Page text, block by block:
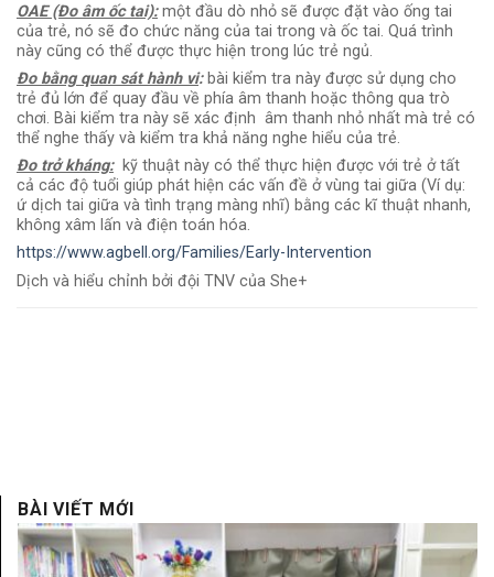
OAE (Đo âm ốc tai):một đầu dò nhỏ sẽ được đặt vào ống tai
của trẻ, nó sẽ đo chức năng của tai trong và ốc tai. Quá trình
này cũng có thể được thực hiện trong lúc trẻ ngủ.
Đo bằng quan sát hành vi:bài kiểm tra này được sử dụng cho
trẻ đủ lớn để quay đầu về phía âm thanh hoặc thông qua trò
chơi. Bài kiểm tra này sẽ xác định âm thanh nhỏ nhất mà trẻ có
thể nghe thấy và kiểm tra khả năng nghe hiểu của trẻ.
Đo trở kháng:kỹ thuật này có thể thực hiện được với trẻ ở tất
cả các độ tuổi giúp phát hiện các vấn đề ở vùng tai giữa (Ví dụ:
ứ dịch tai giữa và tình trạng màng nhĩ) bằng các kĩ thuật nhanh,
không xâm lấn và điện toán hóa.
https://www.agbell.org/Families/Early-Intervention
Dịch và hiểu chỉnh bởi đội TNV của She+
BÀI VIẾT MỚI